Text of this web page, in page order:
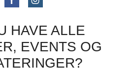
HAVE ALLE
EVENTS OG